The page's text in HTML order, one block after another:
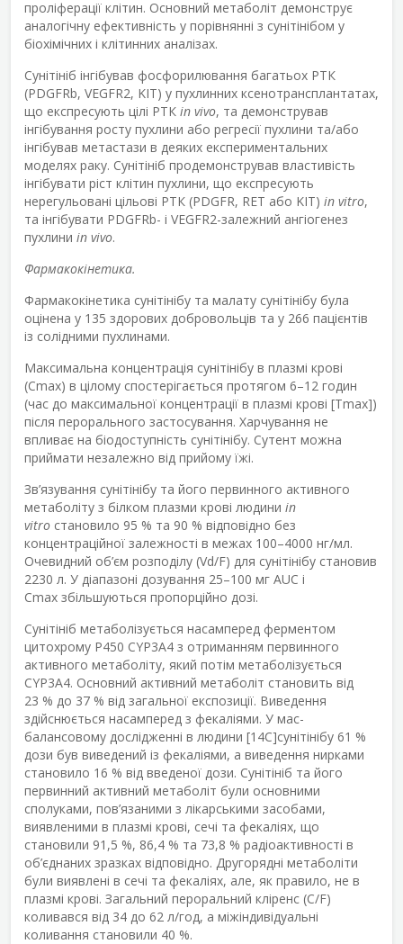
проліферації клітин. Основний метаболіт демонструє
аналогічну ефективність у порівнянні з сунітінібом у
біохімічних і клітинних аналізах.
Сунітініб інгібував фосфорилювання багатьох РТК
(PDGFRb, VEGFR2, KIT) у пухлинних ксенотрансплантатах,
що експресують цілі РТК in vivo, та демонстрував
інгібування росту пухлини або регресії пухлини та/або
інгібував метастази в деяких експериментальних
моделях раку. Сунітініб продемонстрував властивість
інгібувати ріст клітин пухлини, що експресують
нерегульовані цільові РТК (PDGFR, RET або KIT) in vitro,
та інгібувати PDGFRb- і VEGFR2-залежний ангіогенез
пухлини in vivo.
Фармакокінетика.
Фармакокінетика сунітінібу та малату сунітінібу була
оцінена у 135 здорових добровольців та у 266 пацієнтів
із солідними пухлинами.
Максимальна концентрація сунітінібу в плазмі крові
(Cmax) в цілому спостерігається протягом 6–12 годин
(час до максимальної концентрації в плазмі крові [Tmax])
після перорального застосування. Харчування не
впливає на біодоступність сунітінібу. Сутент можна
приймати незалежно від прийому їжі.
Зв’язування сунітінібу та його первинного активного
метаболіту з білком плазми крові людини in
vitro становило 95 % та 90 % відповідно без
концентраційної залежності в межах 100–4000 нг/мл.
Очевидний об’єм розподілу (Vd/F) для сунітінібу становив
2230 л. У діапазоні дозування 25–100 мг AUC і
Cmax збільшуються пропорційно дозі.
Сунітініб метаболізується насамперед ферментом
цитохрому Р450 CYP3A4 з отриманням первинного
активного метаболіту, який потім метаболізується
CYP3A4. Основний активний метаболіт становить від
23 % до 37 % від загальної експозиції. Виведення
здійснюється насамперед з фекаліями. У мас-
балансовому дослідженні в людини [14C]сунітінібу 61 %
дози був виведений із фекаліями, а виведення нирками
становило 16 % від введеної дози. Сунітініб та його
первинний активний метаболіт були основними
сполуками, пов’язаними з лікарськими засобами,
виявленими в плазмі крові, сечі та фекаліях, що
становили 91,5 %, 86,4 % та 73,8 % радіоактивності в
об’єднаних зразках відповідно. Другорядні метаболіти
були виявлені в сечі та фекаліях, але, як правило, не в
плазмі крові. Загальний пероральний кліренс (C/F)
коливався від 34 до 62 л/год, а міжіндивідуальні
коливання становили 40 %.